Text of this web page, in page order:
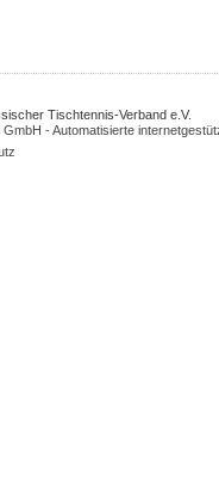
Tischtennis-Verband e.V.
- Automatisierte